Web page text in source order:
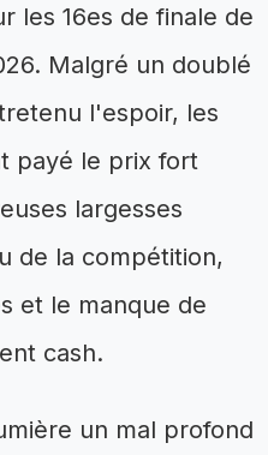
les 16es de finale de
Malgré un doublé
l'espoir, les
payé le prix fort
largesses
de la compétition,
et le manque de
cash.
un mal profond